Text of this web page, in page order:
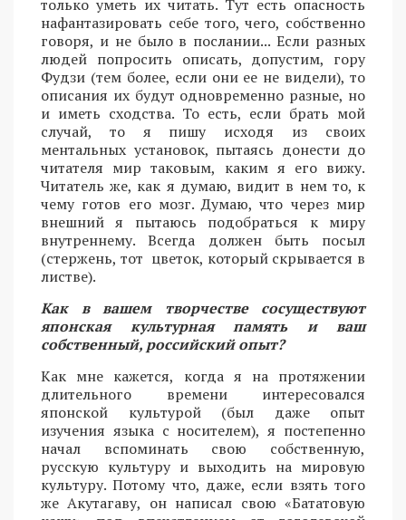
только уметь их читать. Тут есть опасность
нафантазировать себе того, чего, собственно
говоря, и не было в послании... Если разных
людей попросить описать, допустим, гору
Фудзи (тем более, если они ее не видели), то
описания их будут одновременно разные, но
и иметь сходства. То есть, если брать мой
случай, то я пишу исходя из своих
ментальных установок, пытаясь донести до
читателя мир таковым, каким я его вижу.
Читатель же, как я думаю, видит в нем то, к
чему готов его мозг. Думаю, что через мир
внешний я пытаюсь подобраться к миру
внутреннему. Всегда должен быть посыл
(стержень, тот цветок, который скрывается в
листве).
Как в вашем творчестве сосуществуют
японская культурная память и ваш
собственный, российский опыт?
Как мне кажется, когда я на протяжении
длительного времени интересовался
японской культурой (был даже опыт
изучения языка с носителем), я постепенно
начал вспоминать свою собственную,
русскую культуру и выходить на мировую
культуру. Потому что, даже, если взять того
же Акутагаву, он написал свою «Бататовую